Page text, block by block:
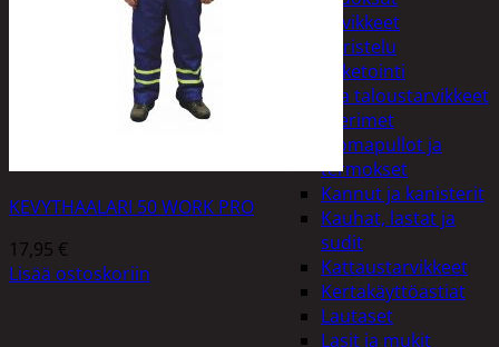
Juhlatarvikkeet
Koristelu
Paketointi
Keittiö ja taloustarvikkeet
Aterimet
Juomapullot ja
termokset
Kannut ja kanisterit
Kauhat, lastat ja
sudit
Kattaustarvikkeet
Kertakäyttöastiat
Lautaset
Lasit ja mukit
KEVYTHAALARI 50 WORK PRO
17,95 €
Lisää ostoskoriin